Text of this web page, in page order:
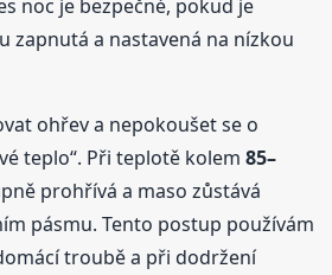
noc je bezpečné, pokud je
zapnutá a nastavená na nízkou
ohřev a nepokoušet se o
teplo“. Při teplotě kolem85–
prohřívá a maso zůstává
pásmu. Tento postup používám
troubě a při dodržení